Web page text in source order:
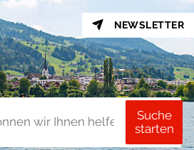
NEWSLETTER
Suche
starten